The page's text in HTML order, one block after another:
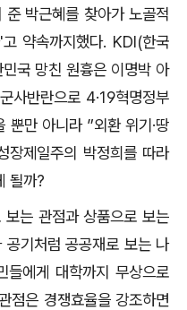
준 박근혜를 찾아가 노골적
약속까지했다. KDI(한국
국 망친 원흉은 이명박 아
사반란으로 4·19혁명정부
뿐만 아니라 ”외환 위기·땅
장제일주의 박정희를 따라
될까?
보는 관점과 상품으로 보는
기처럼 공공재로 보는 나
에게 대학까지 무상으로
점은 경쟁효율을 강조하면